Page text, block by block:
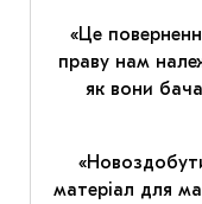
«Це
праву нам
як вони
матеріал для